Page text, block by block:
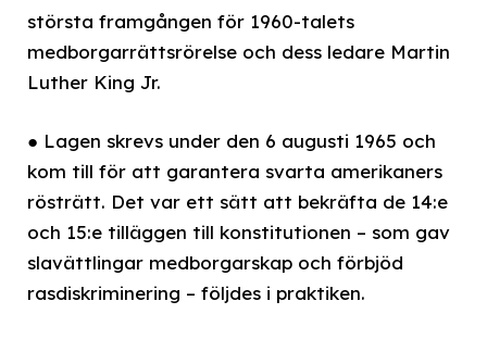
största framgången för 1960-talets
medborgarrättsrörelse och dess ledare Martin
Luther King Jr.
● Lagen skrevs under den 6 augusti 1965 och
kom till för att garantera svarta amerikaners
rösträtt. Det var ett sätt att bekräfta de 14:e
och 15:e tilläggen till konstitutionen – som gav
slavättlingar medborgarskap och förbjöd
rasdiskriminering – följdes i praktiken.